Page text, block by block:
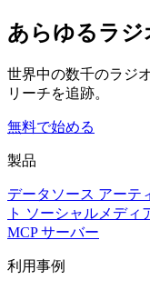
あらゆるラ
世界中の数千のラジ
リーチを追跡。
無料で始める
製品
データソース アーテ
ト ソーシャルメディ
MCP サーバー
利用事例